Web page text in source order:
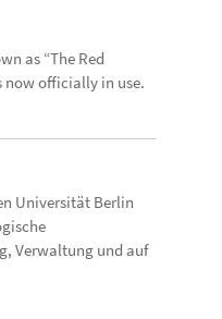
as “The Red
now officially in use.
Universität Berlin
Verwaltung und auf